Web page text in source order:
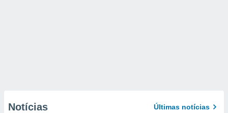
Notícias Últimas notícias